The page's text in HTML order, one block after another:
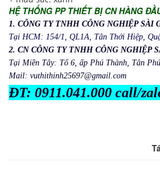
HỆ THỐNG PP THIẾT BỊ CN HÀNG
1. CÔNG TY TNHH CÔNG NGHIỆP SÀI
Tại HCM: 154/1, QL1A, Tân Thới Hiệp,
2. CN CÔNG TY TNHH CÔNG NGHIỆP
Tại Miền Tây: Tổ 6, ấp Phú Thành, Tân
Mail: vuthithinh25697@gmail.com
ĐT: 0911.041.000 call/